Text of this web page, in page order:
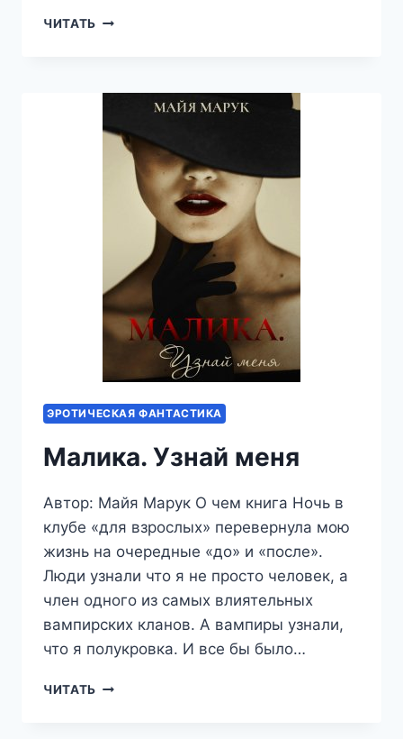
ЧИТАТЬ В
ЭРОТИЧЕСКАЯ ФАНТАСТИКА
Малика. Узнай меня
Автор: Майя Марук О чем книга Ночь в
клубе «для взрослых» перевернула мою
жизнь на очередные «до» и «после».
Люди узнали что я не просто человек, а
член одного из самых влиятельных
вампирских кланов. А вампиры узнали,
что я полукровка. И все бы было…
ЧИТАТЬ МАЛИКА.